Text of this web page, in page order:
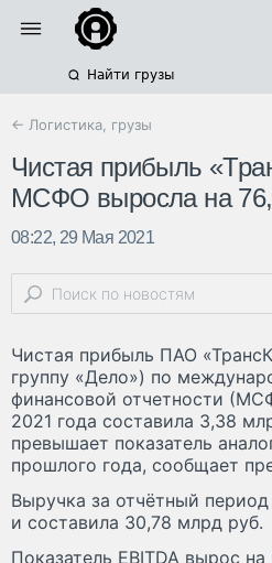
Найти грузы
← Логистика, грузы
Чистая прибыль
МСФО выросла на
08:22, 29 Мая 2021
Чистая прибыль ПАО
группу «Дело») по
финансовой отчетности
2021 года составила 3,38
превышает показатель
прошлого года, сообщает
Выручка за отчётный
и составила 30,78 млрд руб.
Показатель EBITDA вырос